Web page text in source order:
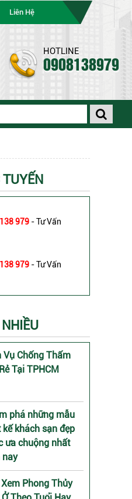
Liên Hệ
HOTLINE
0908138979
979- Tư Vấn
979- Tư Vấn
Vụ Chống Thấm
Tại TPHCM
phá những mẫu
kế khách sạn đẹp
ưa chuộng nhất
nay
Xem Phong Thủy